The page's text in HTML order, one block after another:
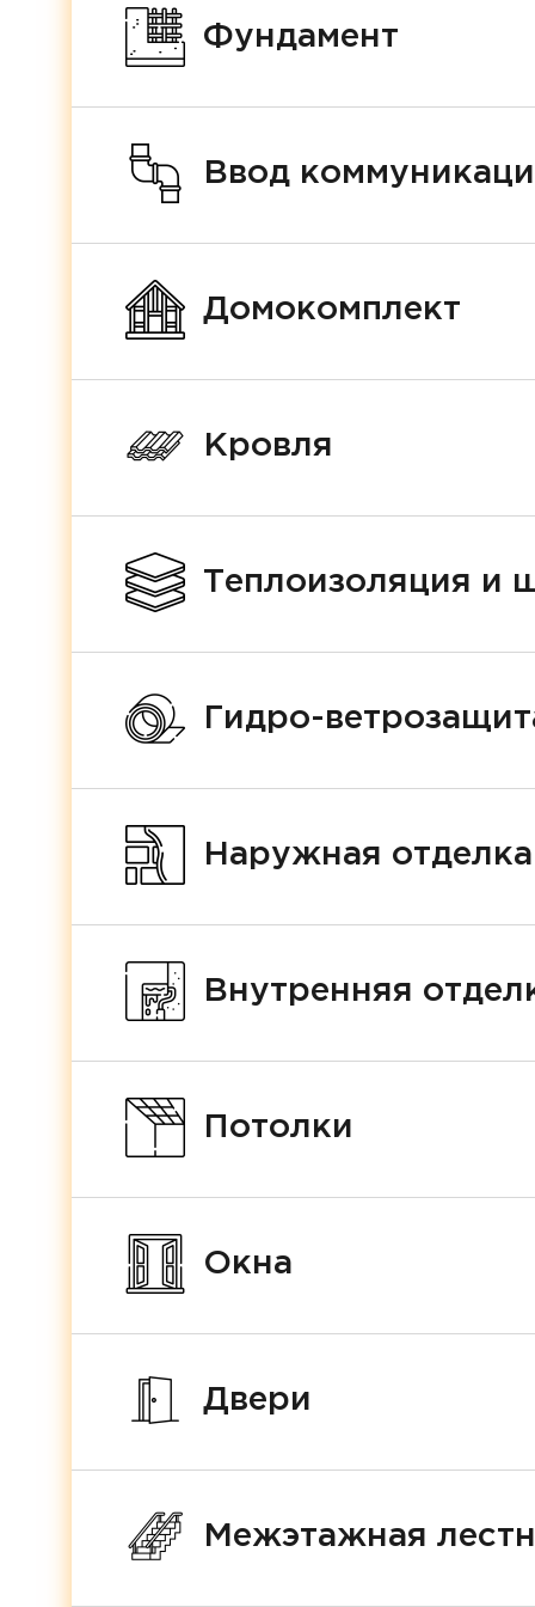
Фундамент
Ввод
Домокомплект
Кровля
Теплоизоляция и
Гидро-
Наружная
Внутренняя
Потолки
Окна
Двери
Межэтажная